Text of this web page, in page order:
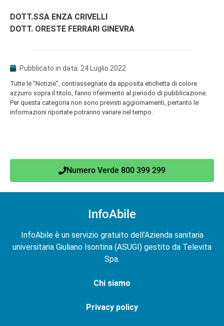
DOTT.SSA ENZA CRIVELLI
DOTT. ORESTE FERRARI GINEVRA
Pubblicato in data: 24 Luglio 2022
Tutte le ”Notizie”, contrassegnate da apposita etichetta di colore
azzurro sopra il titolo, fanno riferimento al periodo di pubblicazione.
Per questa categoria non sono previsti aggiornamenti, pertanto le
informazioni riportate potranno variare nel tempo.
Numero Verde 800 399 299
InfoAbile
InfoAbile è un servizio gratuito dell’Azienda sanitaria
universitaria Giuliano Isontina (ASUGI) gestito da Televita
Spa.
Chi siamo
Privacy policy